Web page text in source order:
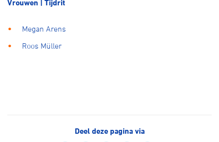
Vrouwen | Tijdrit
Megan Arens
Roos Müller
Deel deze pagina via